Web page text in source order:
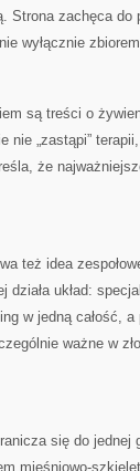
Strona zachęca
wyłącznie
są treści o
nie „zastąpi”
że
też idea
działa układ:
w jedną całość,
ważne w
się do jednej
mięśniowo-